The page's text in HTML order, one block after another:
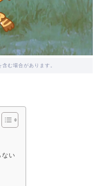
む場合があります。
ない